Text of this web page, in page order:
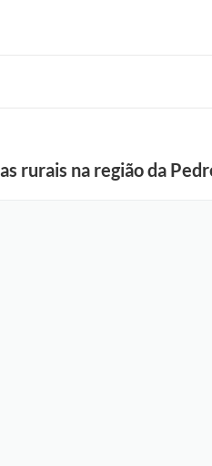
rurais na região da